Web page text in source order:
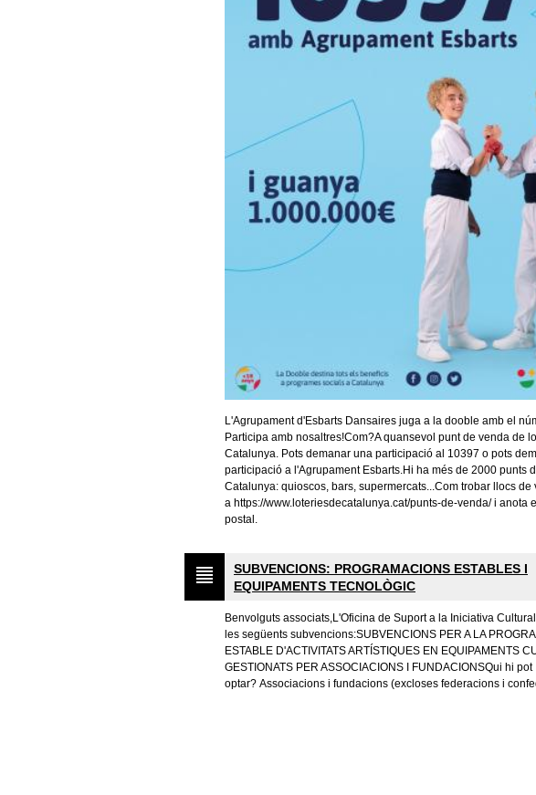
L'Agrupament d'Esbarts Dansaires juga a la dooble amb el
Participa amb nosaltres!Com?A quansevol punt de venda de
Catalunya. Pots demanar una participació al 10397 o pots
participació a l'Agrupament Esbarts.Hi ha més de 2000 punts
Catalunya: quioscos, bars, supermercats...Com trobar llocs de
a https://www.loteriesdecatalunya.cat/punts-de-venda/ i anota
postal.
SUBVENCIONS: PROGRAMACIONS ESTABLES I
EQUIPAMENTS TECNOLÒGIC
Benvolguts associats,L'Oficina de Suport a la Iniciativa
les següents subvencions:SUBVENCIONS PER A LA
ESTABLE D'ACTIVITATS ARTÍSTIQUES EN EQUIPAMENTS
GESTIONATS PER ASSOCIACIONS I FUNDACIONSQui hi pot
optar? Associacions i fundacions (excloses federacions i